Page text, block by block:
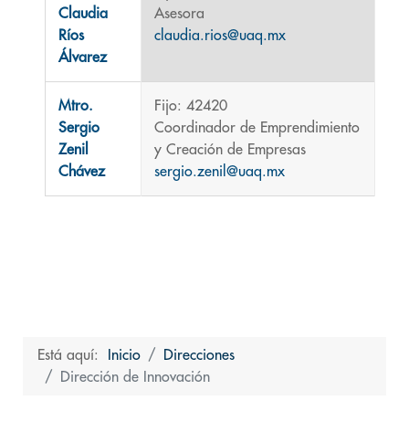
Claudia
Ríos
Álvarez
Asesora
claudia.rios@uaq.mx
Mtro.
Sergio
Zenil
Chávez
Fijo: 42420
Coordinador de Emprendimiento
y Creación de Empresas
sergio.zenil@uaq.mx
Está aquí: Inicio
Direcciones
Dirección de Innovación